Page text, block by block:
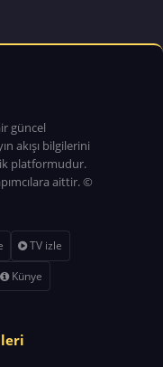
güncel
akışı bilgilerini
platformudur.
aittir. ©
TV izle
Künye